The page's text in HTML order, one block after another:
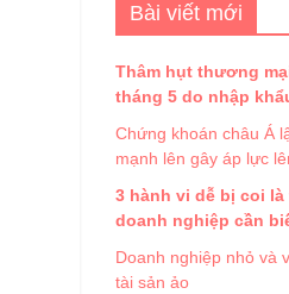
Bài viết mới
Thâm hụt thương
tháng 5 do nhập
Chứng khoán châu Á
mạnh lên gây áp lực
3 hành vi dễ bị coi
doanh nghiệp cần
Doanh nghiệp nhỏ và
tài sản ảo